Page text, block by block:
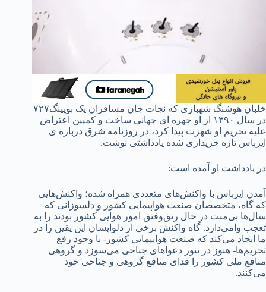
خلبان هوشنگ شهبازی که نجات جان مسافران یک بویینگ۷۲۷
در سال ۱۳۹۰ از او چهره ای جهانی ساخت و کمپین اعتراض
علیه تحریم او شهرت پیدا کرد، در روزنامه شرق درباره ی
ایرباس تازه خریداری شده یادداشتی نوشت.
در یادداشت او آمده است:
آمدن ایرباس با واکنش‌های متعددی همراه شده؛ واکنش‌هایی
که گاه، متخصصان صنعت هواپیمایی کشور و دلسوزانی که
سال‌ها بی‌منت در حال رتق‌وفتق امور هوایی کشور بودند را به
تعجب وامی‌دارد. گاه واکنش برخی از دلواپسان این یقین را در
ما ایجاد می‌کند که صنعت هواپیمایی کشور- با وجود رفع
تحریم‌ها- هنوز در تنور دعواهای جناحی می‌سوزد و گروهی
منافع ملی کشور را فدای منافع گروهی و جناحی خود
می‌کنند.